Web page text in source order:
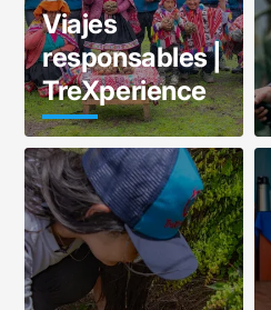
Viajes
responsables |
TreXperience